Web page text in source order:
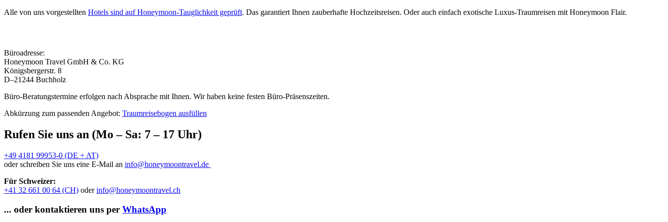
Alle von uns vorgestellten Hotels sind auf Honeymoon-Tauglichkeit geprüft. Das garantiert Ihnen zauberhafte Hochzeitsreisen. Oder auch einfach exotische Luxus-Traumreisen mit Honeymoon Flair.
Büroadresse:
Honeymoon Travel GmbH & Co. KG
Königsbergerstr. 8
D–21244 Buchholz
Büro-Beratungstermine erfolgen nach Absprache mit Ihnen. Wir haben keine festen Büro-Präsenszeiten.
Abkürzung zum passenden Angebot: Traumreisebogen ausfüllen
Rufen Sie uns an (Mo – Sa: 7 – 17 Uhr)
+49 4181 99953-0 (DE + AT)
oder schreiben Sie uns eine E-Mail an info@honeymoontravel.de
Für Schweizer:
+41 32 661 00 64 (CH) oderinfo@honeymoontravel.ch
... oder kontaktieren uns per WhatsApp